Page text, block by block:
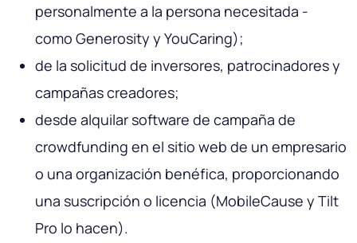
personalmente a la persona necesitada -
como Generosity y YouCaring);
de la solicitud de inversores, patrocinadores y
campañas creadores;
desde alquilar software de campaña de
crowdfunding en el sitio web de un empresario
o una organización benéfica, proporcionando
una suscripción o licencia (MobileCause y Tilt
Pro lo hacen).